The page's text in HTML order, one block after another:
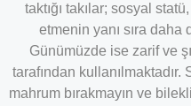
taktığı takılar; sosyal
etmenin yanı sıra
Günümüzde ise zarif ve
tarafından
mahrum bırakmayın ve